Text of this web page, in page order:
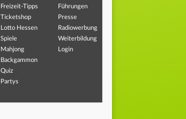
Freizeit-Tipps
Ticketshop
Lotto Hessen
Spiele
Mahjong
Backgammon
Quiz
Partys
Führungen
Presse
Radiowerbung
Weiterbildung
Login